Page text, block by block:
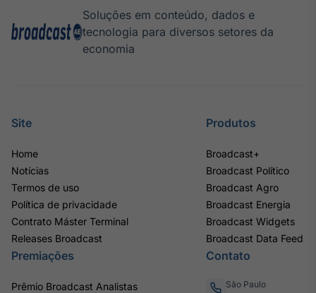
Soluções em conteúdo, dados e
tecnologia para diversos setores da
economia
Site
Home
Notícias
Termos de uso
Política de privacidade
Contrato Máster Terminal
Releases Broadcast
Produtos
Broadcast+
Broadcast Político
Broadcast Agro
Broadcast Energia
Broadcast Widgets
Broadcast Data Feed
Premiações
Prêmio Broadcast Analistas
Contato
São Paulo